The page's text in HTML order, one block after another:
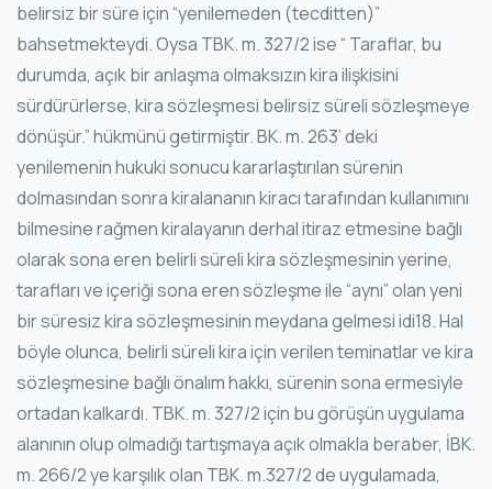
belirsiz bir süre için “yenilemeden (tecditten)”
bahsetmekteydi. Oysa TBK. m. 327/2 ise “ Taraflar, bu
durumda, açık bir anlaşma olmaksızın kira ilişkisini
sürdürürlerse, kira sözleşmesi belirsiz süreli sözleşmeye
dönüşür.” hükmünü getirmiştir. BK. m. 263’ deki
yenilemenin hukuki sonucu kararlaştırılan sürenin
dolmasından sonra kiralananın kiracı tarafından kullanımını
bilmesine rağmen kiralayanın derhal itiraz etmesine bağlı
olarak sona eren belirli süreli kira sözleşmesinin yerine,
tarafları ve içeriği sona eren sözleşme ile “aynı” olan yeni
bir süresiz kira sözleşmesinin meydana gelmesi idi18. Hal
böyle olunca, belirli süreli kira için verilen teminatlar ve kira
sözleşmesine bağlı önalım hakkı, sürenin sona ermesiyle
ortadan kalkardı. TBK. m. 327/2 için bu görüşün uygulama
alanının olup olmadığı tartışmaya açık olmakla beraber, İBK.
m. 266/2 ye karşılık olan TBK. m.327/2 de uygulamada,